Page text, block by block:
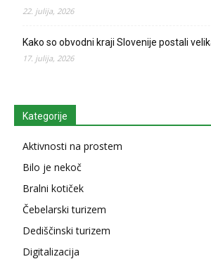
22. julija, 2026
Kako so obvodni kraji Slovenije postali
17. julija, 2026
Kategorije
Aktivnosti na prostem
Bilo je nekoč
Bralni kotiček
Čebelarski turizem
Dediščinski turizem
Digitalizacija